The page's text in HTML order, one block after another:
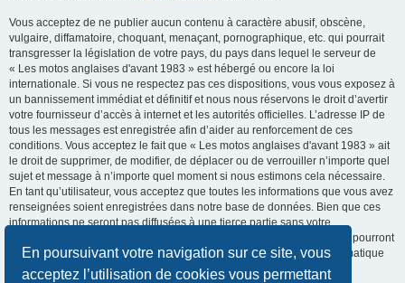
En poursuivant votre navigation sur ce site, vous
acceptez l’utilisation de cookies vous permettant
Vous acceptez de ne publier aucun contenu à caractère abusif, obscène,
vulgaire, diffamatoire, choquant, menaçant, pornographique, etc. qui pourrait
transgresser la législation de votre pays, du pays dans lequel le serveur de
« Les motos anglaises d'avant 1983 » est hébergé ou encore la loi
internationale. Si vous ne respectez pas ces dispositions, vous vous exposez à
un bannissement immédiat et définitif et nous nous réservons le droit d’avertir
votre fournisseur d’accès à internet et les autorités officielles. L’adresse IP de
tous les messages est enregistrée afin d’aider au renforcement de ces
conditions. Vous acceptez le fait que « Les motos anglaises d'avant 1983 » ait
le droit de supprimer, de modifier, de déplacer ou de verrouiller n’importe quel
sujet et message à n’importe quel moment si nous estimons cela nécessaire.
En tant qu’utilisateur, vous acceptez que toutes les informations que vous avez
renseignées soient enregistrées dans notre base de données. Bien que ces
informations ne seront pas diffusées à une tierce partie sans votre
consentement, ni « Les motos anglaises d'avant 1983 », ni phpBB, ne pourront
être tenus comme responsables en cas de tentative de piratage informatique
visant à compromettre vos données.